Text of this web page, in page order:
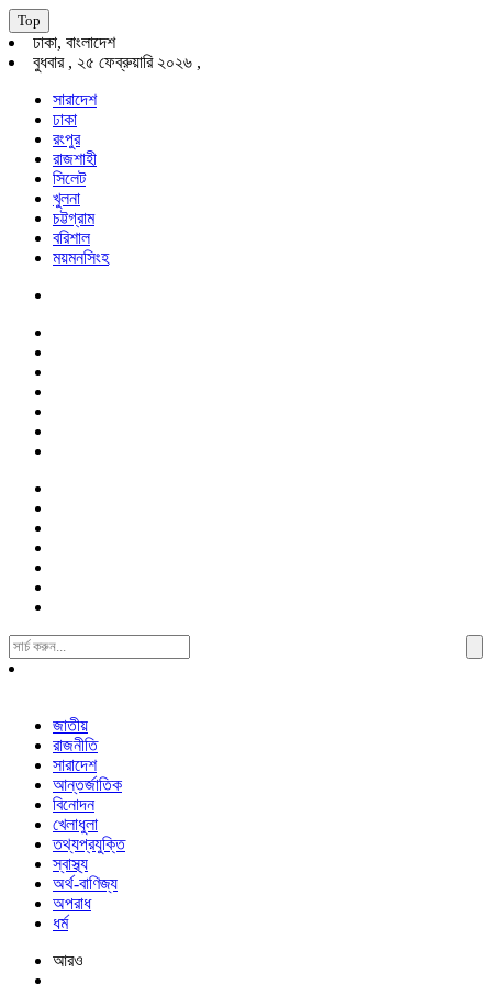
Top
ঢাকা, বাংলাদেশ
বুধবার , ২৫ ফেব্রুয়ারি ২০২৬ ,
সারাদেশ
ঢাকা
রংপুর
রাজশাহী
সিলেট
খুলনা
চট্টগ্রাম
বরিশাল
ময়মনসিংহ
Search
For:
জাতীয়
রাজনীতি
সারাদেশ
আন্তর্জাতিক
বিনোদন
খেলাধুলা
তথ্যপ্রযুক্তি
স্বাস্থ্য
অর্থ-বাণিজ্য
অপরাধ
ধর্ম
আরও